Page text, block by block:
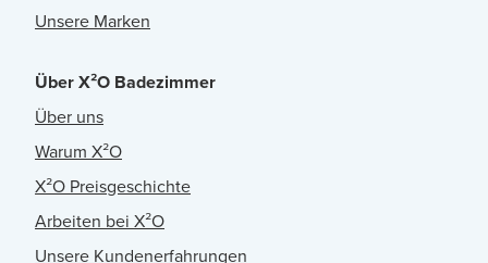
Unsere Marken
Über X²O Badezimmer
Über uns
Warum X²O
X²O Preisgeschichte
Arbeiten bei X²O
Unsere Kundenerfahrungen